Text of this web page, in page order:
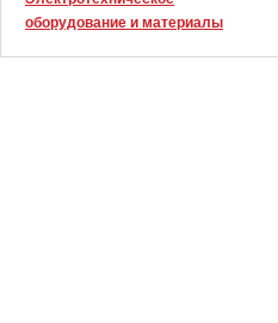
оборудование и материалы